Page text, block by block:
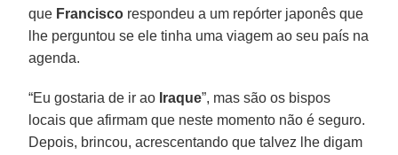
que Francisco respondeu a um repórter japonês que
lhe perguntou se ele tinha uma viagem ao seu país na
agenda.
“Eu gostaria de ir ao Iraque”, mas são os bispos
locais que afirmam que neste momento não é seguro.
Depois, brincou, acrescentando que talvez lhe digam